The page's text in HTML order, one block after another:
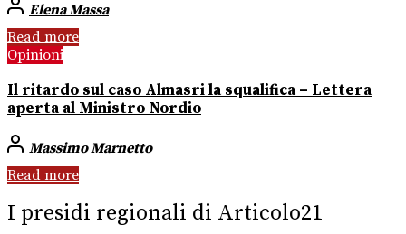
Elena Massa
Read more
Opinioni
Il ritardo sul caso Almasri la squalifica – Lettera
aperta al Ministro Nordio
Massimo Marnetto
Read more
I presidi regionali di Articolo21